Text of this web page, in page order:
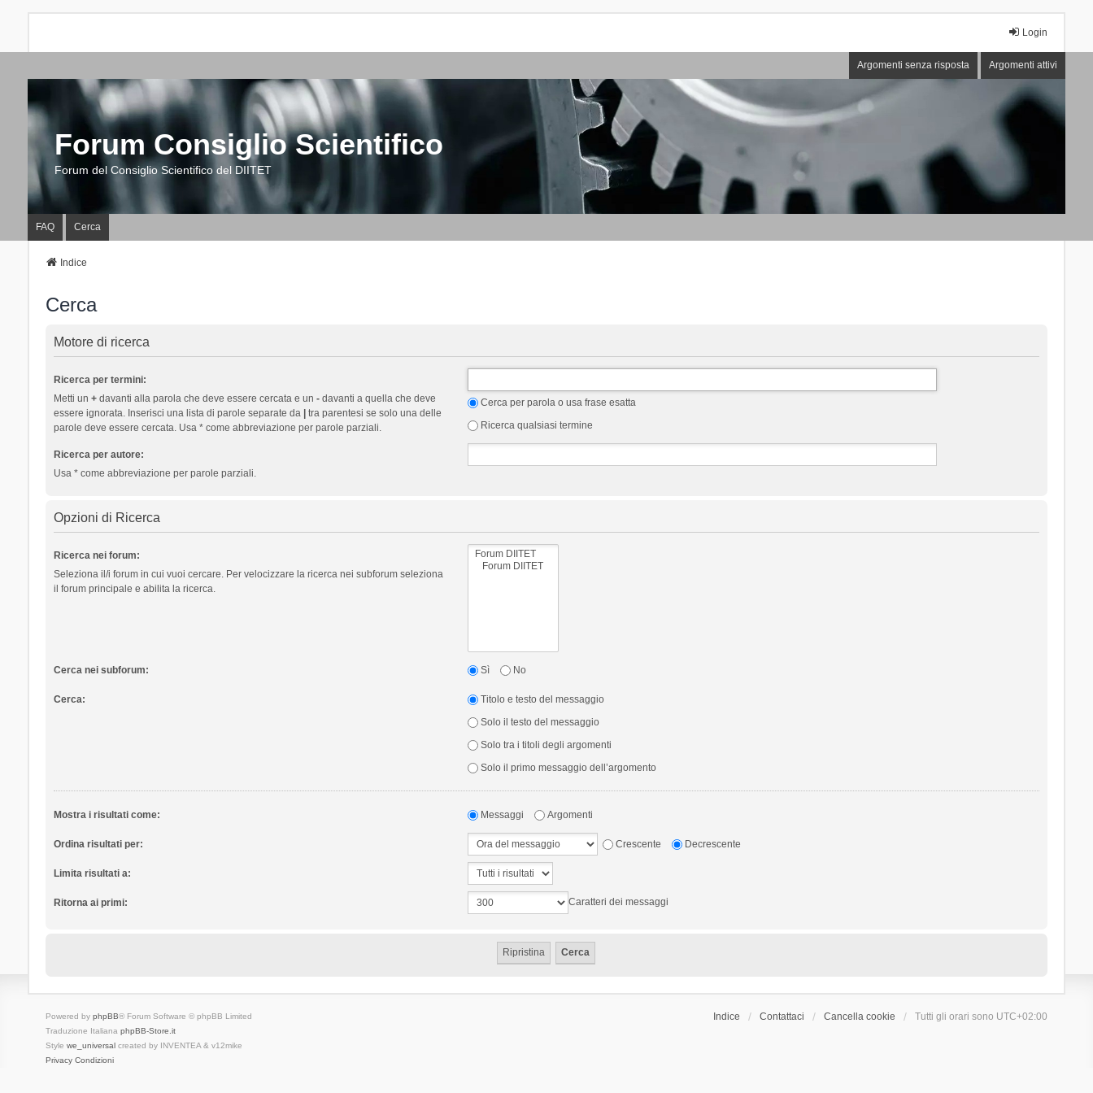
Login
Argomenti senza risposta Argomenti attivi
Forum Consiglio Scientifico
Forum del Consiglio Scientifico del DIITET
FAQ Cerca
Indice
Cerca
Motore di ricerca
Ricerca per termini:
Metti un +davanti alla parola che deve essere cercata e un -davanti a quella che deve
essere ignorata. Inserisci una lista di parole separate da |tra parentesi se solo una delle
parole deve essere cercata. Usa * come abbreviazione per parole parziali.
Cerca per parola o usa frase esatta
Ricerca qualsiasi termine
Ricerca per autore:
Usa * come abbreviazione per parole parziali.
Opzioni di Ricerca
Ricerca nei forum:
Seleziona il/i forum in cui vuoi cercare. Per velocizzare la ricerca nei subforum seleziona
il forum principale e abilita la ricerca.
Cerca nei subforum: Sì No
Cerca:
Titolo e testo del messaggio
Solo il testo del messaggio
Solo tra i titoli degli argomenti
Solo il primo messaggio dell’argomento
Mostra i risultati come: Messaggi Argomenti
Ordina risultati per: Crescente Decrescente
Limita risultati a:
Ritorna ai primi: Caratteri dei messaggi
Indice Contattaci Cancella cookie Tutti gli orari sono UTC+02:00
Powered by phpBB® Forum Software © phpBB Limited
Traduzione Italiana phpBB-Store.it
Style we_universalcreated by INVENTEA & v12mike
Privacy Condizioni